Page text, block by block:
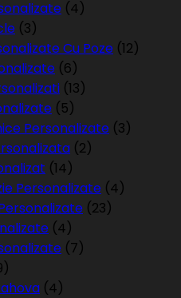
(4)
(3)
Cu Poze (12)
(6)
(13)
(5)
Personalizate (3)
(2)
(14)
Personalizate (4)
(23)
(4)
(7)
(4)